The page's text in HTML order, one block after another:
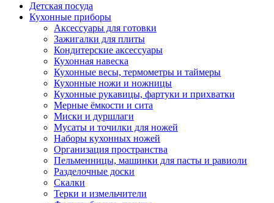
Детская посуда
Кухонные приборы
Аксессуары для готовки
Зажигалки для плиты
Кондитерские аксессуары
Кухонная навеска
Кухонные весы, термометры и таймеры
Кухонные ножи и ножницы
Кухонные рукавицы, фартуки и прихватки
Мерные ёмкости и сита
Миски и дуршлаги
Мусаты и точилки для ножей
Наборы кухонных ножей
Организация пространства
Пельменницы, машинки для пасты и равиоли
Разделочные доски
Скалки
Терки и измельчители